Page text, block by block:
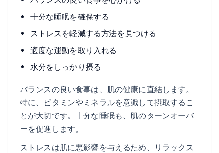
十分な睡眠を確保する
ストレスを軽減する方法を見つける
適度な運動を取り入れる
水分をしっかり摂る
バランスの良い食事は、肌の健康に直結します。
特に、ビタミンやミネラルを意識して摂取するこ
とが大切です。十分な睡眠も、肌のターンオーバ
ーを促進します。
ストレスは肌に悪影響を与えるため、リラックス